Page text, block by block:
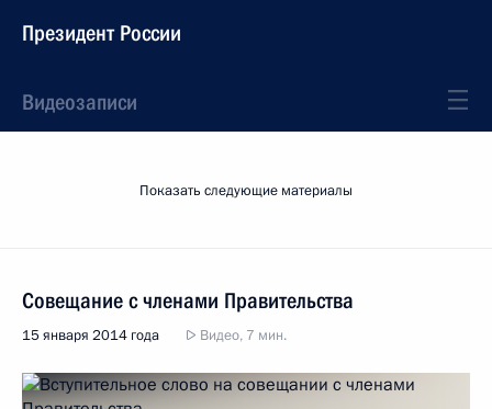
Президент России
Видеозаписи
Показать следующие материалы
Совещание с членами Правительства
15 января 2014 года Видео, 7 мин.